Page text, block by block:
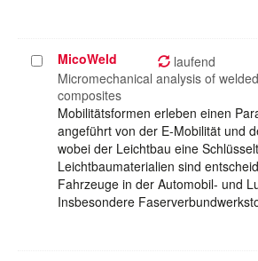
Projekt
auswählen
MicoWeld laufend
Micromechanical analysis of
composites
Mobilitätsformen erleben einen
angeführt von der E-Mobilität und
wobei der Leichtbau eine
Leichtbaumaterialien sind
Fahrzeuge in der Automobil- und
Insbesondere